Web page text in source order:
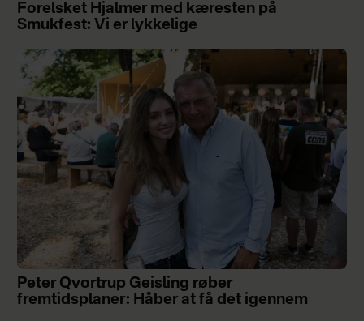
Forelsket Hjalmer med kæresten på
Smukfest: Vi er lykkelige
Peter Qvortrup Geisling røber
fremtidsplaner: Håber at få det igennem